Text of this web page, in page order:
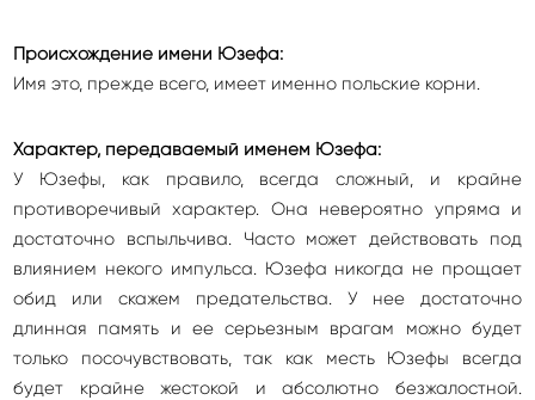
Происхождение имени Юзефа:
Имя это, прежде всего, имеет именно польские корни.
Характер, передаваемый именем Юзефа:
У Юзефы, как правило, всегда сложный, и крайне
противоречивый характер. Она невероятно упряма и
достаточно вспыльчива. Часто может действовать под
влиянием некого импульса. Юзефа никогда не прощает
обид или скажем предательства. У нее достаточно
длинная память и ее серьезным врагам можно будет
только посочувствовать, так как месть Юзефы всегда
будет крайне жестокой и абсолютно безжалостной.